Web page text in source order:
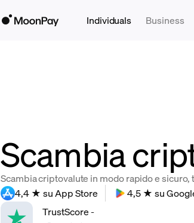
Individuals Business
Scambia
Scambia criptovalute in modo rapido e
4,4 ★ su App Store
4,5 ★ su
TrustScore-